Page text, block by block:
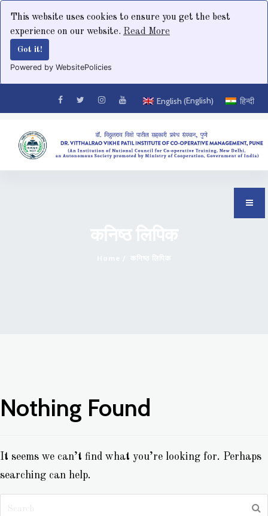
This website uses cookies to ensure you get the best
experience on our website. Read More
Got it!
Powered by WebsitePolicies
English (English) हिन्दी
Nothing Found
It seems we can’t find what you’re looking for. Perhaps
searching can help.